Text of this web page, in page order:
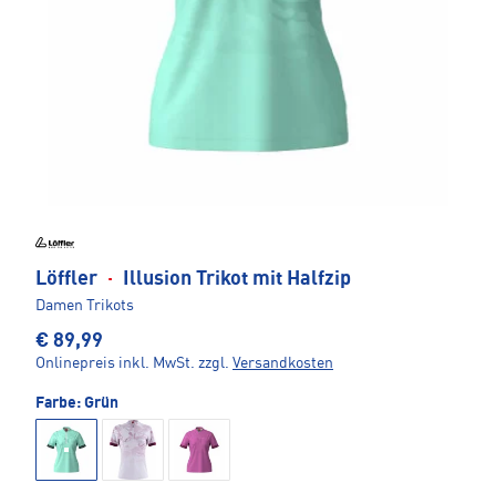
Löffler · Illusion Trikot mit Halfzip
Damen Trikots
€ 89,99
Onlinepreis inkl. MwSt. zzgl. Versandkosten
Farbe: Grün